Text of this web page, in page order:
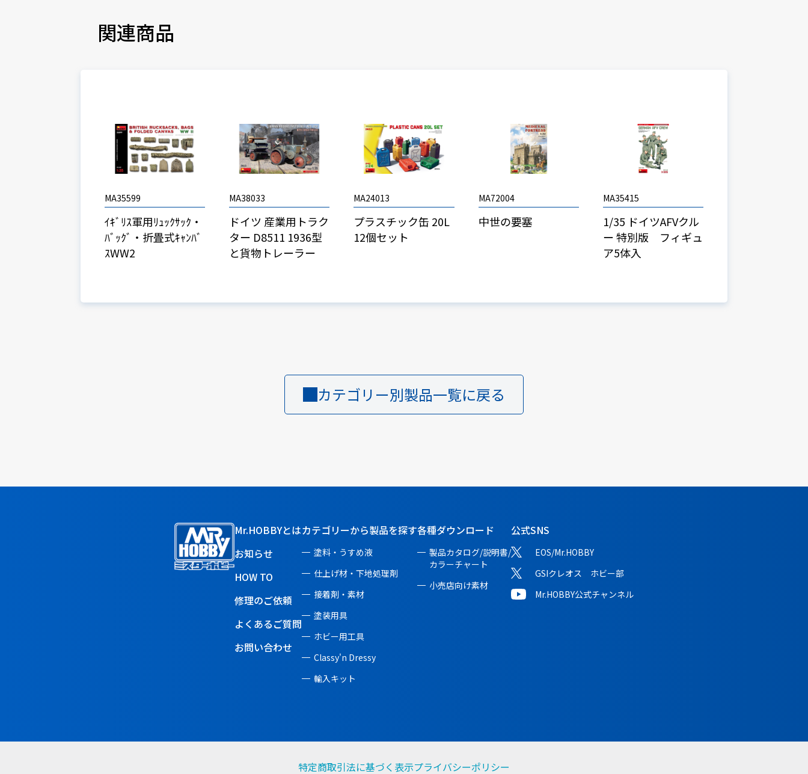
関連商品
MA35599
ｲｷﾞﾘｽ軍用ﾘｭｯｸｻｯｸ・
ﾊﾞｯｸﾞ・折畳式ｷｬﾝﾊﾞ
ｽWW2
MA38033
ドイツ 産業用トラク
ター D8511 1936型
と貨物トレーラー
MA24013
プラスチック缶 20L
12個セット
MA72004
中世の要塞
MA35415
1/35 ドイツAFVクル
ー 特別版 フィギュ
ア5体入
カテゴリー別製品一覧に戻る
Mr.HOBBYとは
お知らせ
HOW TO
修理のご依頼
よくあるご質問
お問い合わせ
カテゴリーから製品を探す
塗料・うすめ液
仕上げ材・下地処理剤
接着剤・素材
塗装用具
ホビー用工具
Classy'n Dressy
輸入キット
各種ダウンロード
製品カタログ/説明書/
カラーチャート
小売店向け素材
公式SNS
EOS/Mr.HOBBY
GSIクレオス ホビー部
Mr.HOBBY公式チャンネル
特定商取引法に基づく表示プライバシーポリシー